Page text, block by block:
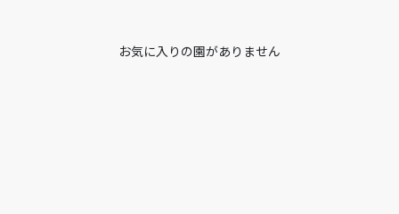
お気に入りの園がありません